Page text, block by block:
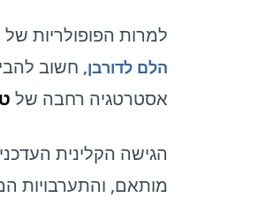
למרות הפופולריות של
הלם לדורבן, חשוב
אסטרטגיה רחבה של
הגישה הקלינית
מותאם, והתערבויות